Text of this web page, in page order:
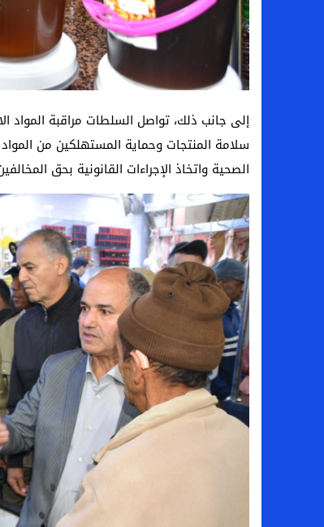
إلى جانب ذلك، تواصل السلطات مراقبة المواد
سلامة المنتجات وحماية المستهلكين من
الصحية واتخاذ الإجراءات القانونية بحق